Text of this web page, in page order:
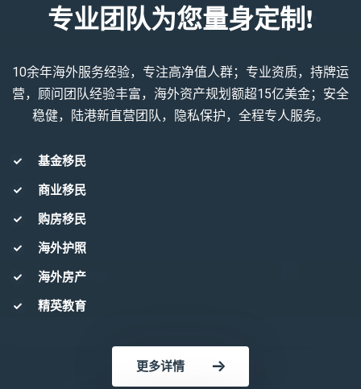
专业团队为您量身定制!
10余年海外服务经验，专注高净值人群；专业资质，持牌运
营，顾问团队经验丰富，海外资产规划额超15亿美金；安全
稳健，陆港新直营团队，隐私保护，全程专人服务。
基金移民
商业移民
购房移民
海外护照
海外房产
精英教育
更多详情